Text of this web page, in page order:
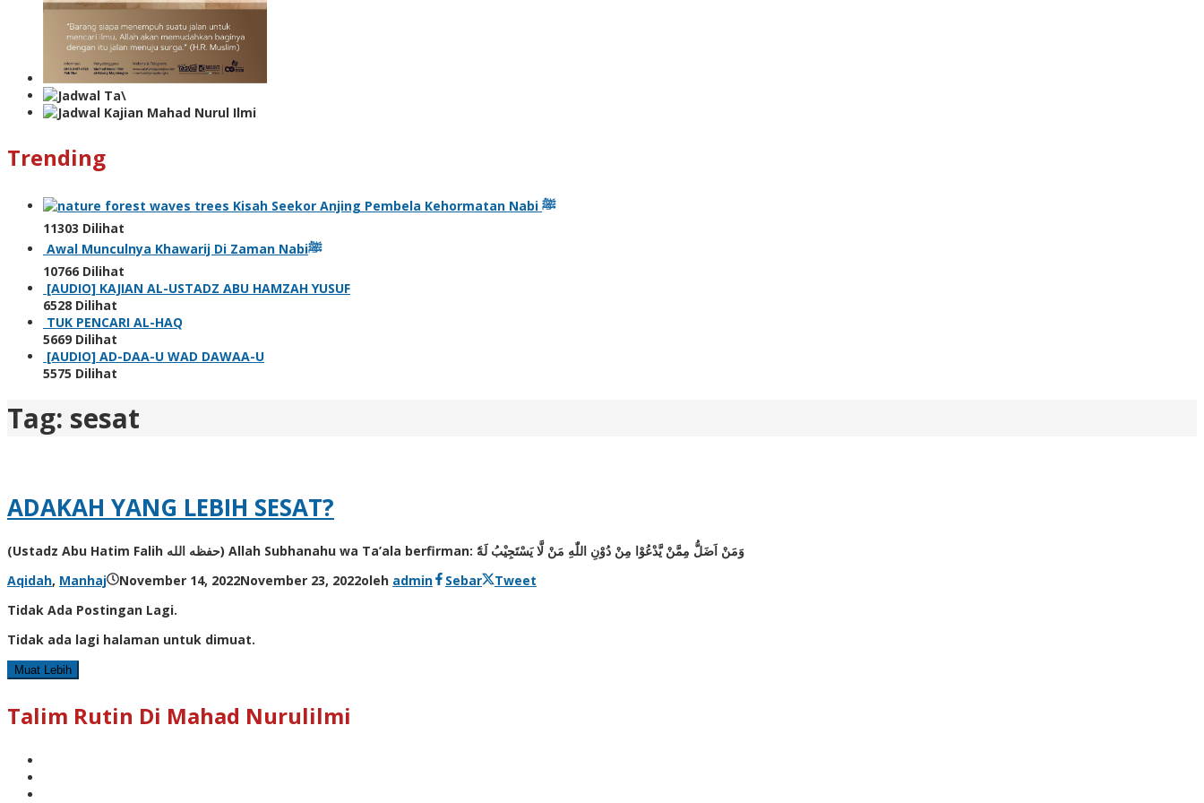
Trending
Kisah Seekor Anjing Pembela Kehormatan Nabi ﷺ
11303 Dilihat
Awal Munculnya Khawarij Di Zaman Nabiﷺ
10766 Dilihat
[AUDIO] KAJIAN AL-USTADZ ABU HAMZAH YUSUF
6528 Dilihat
TUK PENCARI AL-HAQ
5669 Dilihat
[AUDIO] AD-DAA-U WAD DAWAA-U
5575 Dilihat
Tag: sesat
ADAKAH YANG LEBIH SESAT?
(Ustadz Abu Hatim Falih حفظه الله) Allah Subhanahu wa Ta’ala berfirman: وَمَنْ اَضَلُّ مِمَّنْ يَّدْعُوْا مِنْ دُوْنِ اللّٰهِ مَنْ لَّا يَسْتَجِيْبُ لَهٗٓ
Aqidah, Manhaj November 14, 2022November 23, 2022oleh admin Sebar
Tweet
Tidak Ada Postingan Lagi.
Tidak ada lagi halaman untuk dimuat.
Muat Lebih
Talim Rutin Di Mahad Nurulilmi